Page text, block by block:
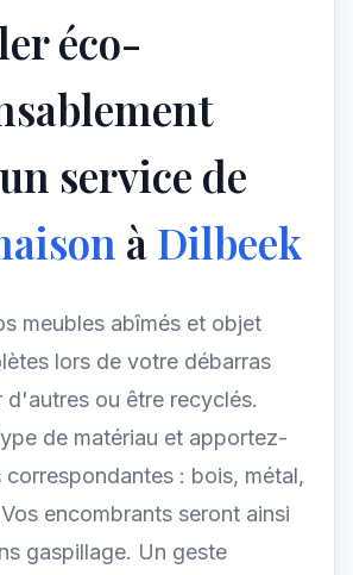
éco-
service de
àDilbeek
meubles abîmés et objet
lors de votre débarras
d'autres ou être recyclés.
de matériau et apportez-
correspondantes : bois, métal,
encombrants seront ainsi
gaspillage. Un geste